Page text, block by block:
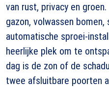
van rust, privacy en
gazon, volwassen
automatische sproei-
heerlijke plek om te
dag is de zon of de
twee afsluitbare poorten